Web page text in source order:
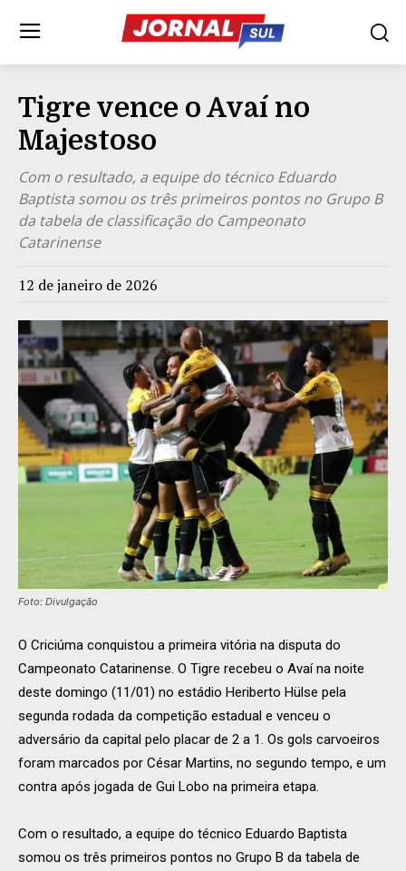
Tigre vence o Avaí no
Majestoso
Com o resultado, a equipe do técnico Eduardo
Baptista somou os três primeiros pontos no Grupo B
da tabela de classificação do Campeonato
Catarinense
12 de janeiro de 2026
Foto: Divulgação
O Criciúma conquistou a primeira vitória na disputa do
Campeonato Catarinense. O Tigre recebeu o Avaí na noite
deste domingo (11/01) no estádio Heriberto Hülse pela
segunda rodada da competição estadual e venceu o
adversário da capital pelo placar de 2 a 1. Os gols carvoeiros
foram marcados por César Martins, no segundo tempo, e um
contra após jogada de Gui Lobo na primeira etapa.
Com o resultado, a equipe do técnico Eduardo Baptista
somou os três primeiros pontos no Grupo B da tabela de